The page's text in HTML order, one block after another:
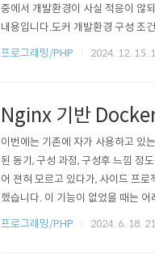
중에서 개발환경이 사실 적응이 않
내용입니다.도커 개발환경 구성 조
드에서는 "프로젝트명"."wd" 또는
프로그래밍/PHP 2024. 12. 15.
Nginx 기반
이번에는 기존에 자가 사용하고 있
된 동기, 구성 과정, 구성후 느낌 정
어 젼혀 모르고 있다가, 사이드 프
했습니다. 이 기능이 없었을 때는
정을 감지하고 페이지를 리로드해
프로그래밍/PHP 2024. 6. 18.